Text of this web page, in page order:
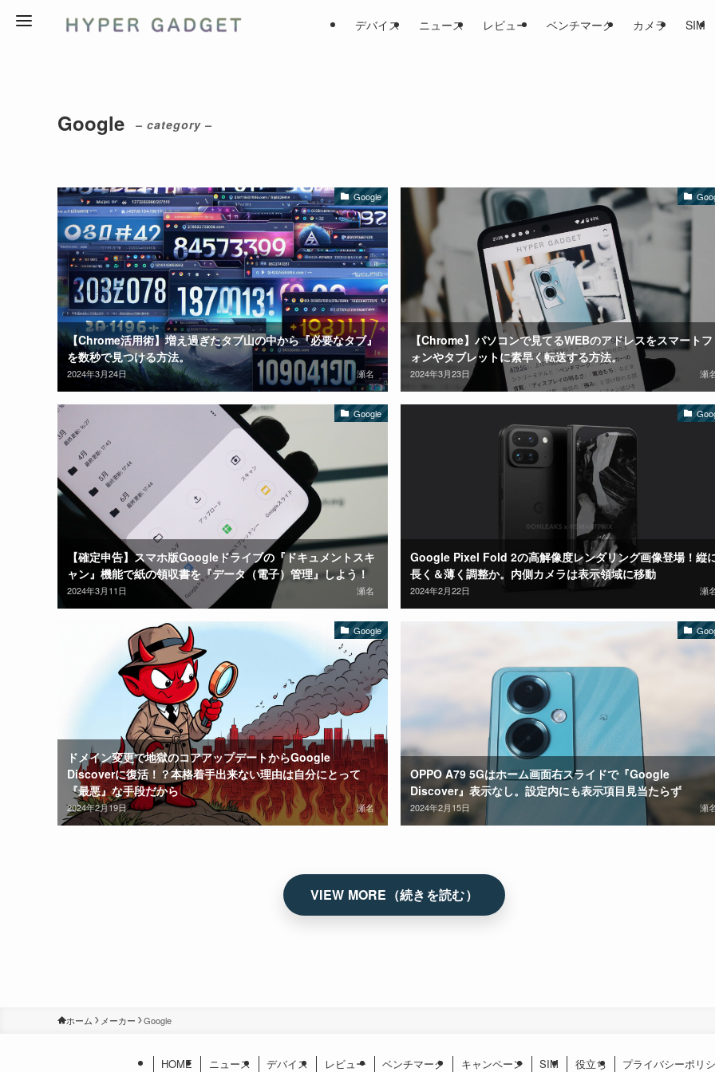
デバイス ニュース レビュー ベンチマーク カメラ SIM
Google – category –
Google
【Chrome活用術】増え過ぎたタブ山の中から『必要なタブ』
を数秒で見つける方法。
2024年3月24日 瀬名
【Chrome】パソコンで見てるWEBのアドレスをスマートフ
ォンやタブレットに素早く転送する方法。
2024年3月23日 瀬
Google
【確定申告】スマホ版Googleドライブの『ドキュメントスキ
ャン』機能で紙の領収書を『データ（電子）管理』しよう！
2024年3月11日 瀬名
Google Pixel Fold 2の高解像度レンダリング画像登場！縦
長く＆薄く調整か。内側カメラは表示領域に移動
2024年2月22日 瀬
Google
ドメイン変更で地獄のコアアップデートからGoogle
Discoverに復活！？本格着手出来ない理由は自分にとって
『最悪』な手段だから
2024年2月19日 瀬名
OPPO A79 5Gはホーム画面右スライドで『Google
Discover』表示なし。設定内にも表示項目見当たらず
2024年2月15日 瀬
ホーム メーカー Google
HOME ニュース デバイス レビュー ベンチマーク キャンペーン SIM 役立ち プライバシーポリ